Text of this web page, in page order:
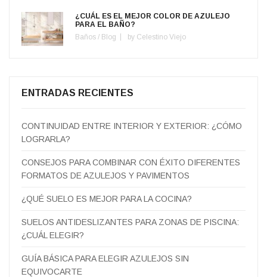
¿CUÁL ES EL MEJOR COLOR DE AZULEJO
PARA EL BAÑO?
Baños / Blog by Celestino Viejo
ENTRADAS RECIENTES
CONTINUIDAD ENTRE INTERIOR Y EXTERIOR: ¿CÓMO
LOGRARLA?
CONSEJOS PARA COMBINAR CON ÉXITO DIFERENTES
FORMATOS DE AZULEJOS Y PAVIMENTOS
¿QUÉ SUELO ES MEJOR PARA LA COCINA?
SUELOS ANTIDESLIZANTES PARA ZONAS DE PISCINA:
¿CUÁL ELEGIR?
GUÍA BÁSICA PARA ELEGIR AZULEJOS SIN
EQUIVOCARTE